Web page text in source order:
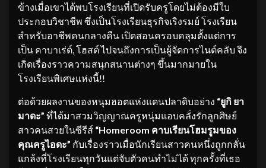
ข้างเมื่อเขาได้พบโรงเรียนที่เปิดรับครูโดยไม่ต้องมีใบ
ประกอบวิชาชีพ ซึ่งเป็นโรงเรียนธุรกิจเริงรมย์ โรงเรียน
สำหรับอาชีพคนกลางคืน เปิดสอนครอบคลุมตั้งแต่การ
เป็น คาบาเร่ต์, โฮสต์ ไปจนถึงการเป็นผู้จัดการไนต์คลับ จึง
เกิดเรื่องราวความสนุกสนานต่างๆ ขึ้นมากมายใน
โรงเรียนพิเศษแห่งนี้!!
ต่อด้วยผลงานของหนุมฮอตแห่งแดนปลาดิบอย่าง “ยูกิ ยา
มาดะ” ที่ได้มาสวมวิญญาณครูหนุ่มแอบคลั่งรักลูกศิษย์
สาวคนสวยในซีรีส์ “Homeroom คาบเรียนโฮมรูมของ
คุณครูไอดะ” กับเรื่องราวเมื่อนักเรียนสาวคนหนึ่งถูกกลั่น
แกล้งที่โรงเรียนทุกวันแต่จับตัวคนทำไม่ได้ ทุกครั้งที่เธอ